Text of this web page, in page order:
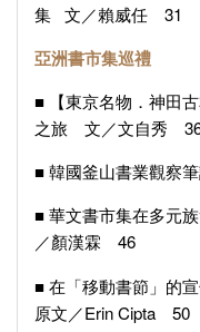
集 文／賴威任 31
亞洲書市集巡禮
■ 【東京名物．神田
之旅 文／文自秀
■ 韓國釜山書業觀
■ 華文書市集在多元
／顏漢霖 46
■ 在「移動書節」的
原文／Erin Cipta 50